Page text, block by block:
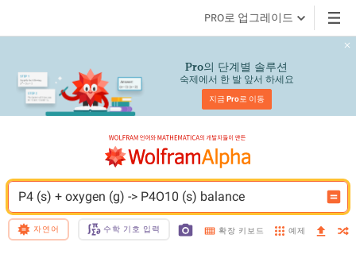
PRO로 업그레이드
Pro의 단계별 솔루션
숙제에서 한 발 앞서 하세요
지금 Pro로 이동
P4 (s) + oxygen (g) -> P4O10 (s) balance
자연어 수학 기호 입력 확장 키보드 예제